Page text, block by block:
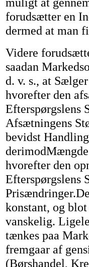
forudsætter en
dermed at man
Videre
saadan
d. v. s., at
hvorefter den
Efterspørgslens
Afsætningens
bevidst
hvorefter den
Efterspørgslens
konstant, og
vanskelig.
tænkes paa
fremgaar af
(Børshandel,